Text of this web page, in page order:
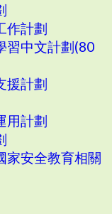
作計劃
習中文計劃(80
援計劃
用計劃
家安全教育相關